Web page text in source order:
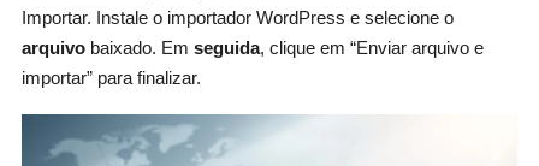
Importar. Instale o importador WordPress e selecione o
arquivobaixado. Em seguida, clique em “Enviar arquivo e
importar” para finalizar.